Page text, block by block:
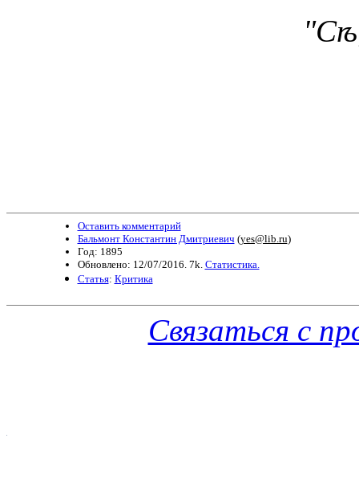
"Сѣ
Оставить комментарий
Бальмонт Константин Дмитриевич (yes@lib.ru)
Год: 1895
Обновлено: 12/07/2016. 7k. Статистика.
Статья: Критика
Связаться с